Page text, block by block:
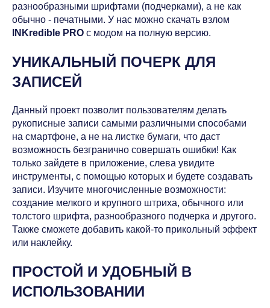
разнообразными шрифтами (подчерками), а не как
обычно - печатными. У нас можно скачать взлом
INKredible PRO с модом на полную версию.
УНИКАЛЬНЫЙ ПОЧЕРК ДЛЯ
ЗАПИСЕЙ
Данный проект позволит пользователям делать
рукописные записи самыми различными способами
на смартфоне, а не на листке бумаги, что даст
возможность безгранично совершать ошибки! Как
только зайдете в приложение, слева увидите
инструменты, с помощью которых и будете создавать
записи. Изучите многочисленные возможности:
создание мелкого и крупного штриха, обычного или
толстого шрифта, разнообразного подчерка и другого.
Также сможете добавить какой-то прикольный эффект
или наклейку.
ПРОСТОЙ И УДОБНЫЙ В
ИСПОЛЬЗОВАНИИ